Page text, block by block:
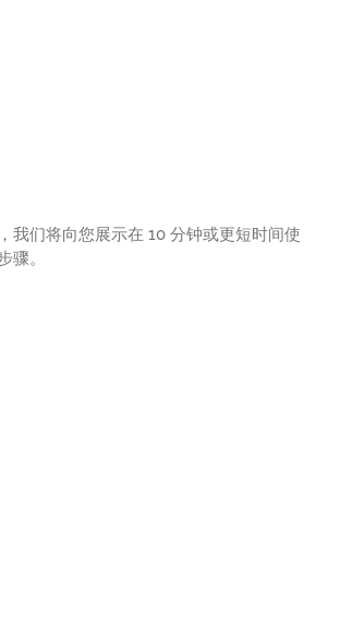
们将向您展示在 10 分钟或更短时间使
。